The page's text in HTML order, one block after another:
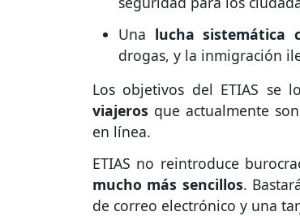
Una lucha sistemática
drogas, y la inmigración
Los objetivos del ETIAS se
viajeros que actualmente
en línea.
ETIAS no reintroduce
mucho más sencillos.
de correo electrónico y una